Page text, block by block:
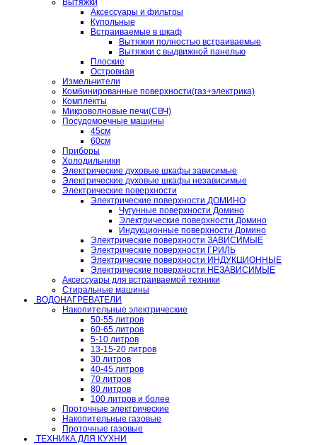
Вытяжки
Аксессуары и фильтры
Купольные
Встраиваемые в шкаф
Вытяжки полностью встраиваемые
Вытяжки с выдвижной панелью
Плоские
Островная
Измельчители
Комбинированные поверхности(газ+электрика)
Комплекты
Микроволновые печи(СВЧ)
Посудомоечные машины
45см
60см
Приборы
Холодильники
Электрические духовые шкафы зависимые
Электрические духовые шкафы независимые
Электрические поверхности
Электрические поверхности ДОМИНО
Чугунные поверхности Домино
Электрические поверхности Домино
Индукционные поверхности Домино
Электрические поверхности ЗАВИСИМЫЕ
Электрические поверхности ГРИЛЬ
Электрические поверхности ИНДУКЦИОННЫЕ
Электрические поверхности НЕЗАВИСИМЫЕ
Аксессуары для встраиваемой техники
Стиральные машины
ВОДОНАГРЕВАТЕЛИ
Накопительные электрические
50-55 литров
60-65 литров
5-10 литров
13-15-20 литров
30 литров
40-45 литров
70 литров
80 литров
100 литров и более
Проточные электрические
Накопительные газовые
Проточные газовые
ТЕХНИКА ДЛЯ КУХНИ